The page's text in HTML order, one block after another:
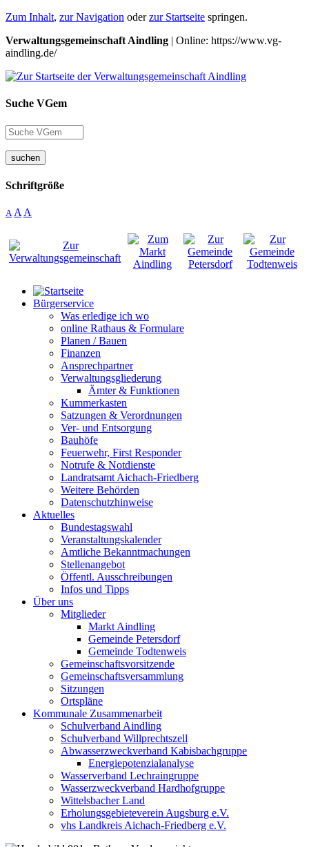
Zum Inhalt, zur Navigation oderzur Startseite springen.
Verwaltungsgemeinschaft Aindling | Online: https://www.vg-
aindling.de/
Suche VGem
suchen
Schriftgröße
A A A
Bürgerservice
Was erledige ich wo
online Rathaus & Formulare
Planen / Bauen
Finanzen
Ansprechpartner
Verwaltungsgliederung
Ämter & Funktionen
Kummerkasten
Satzungen & Verordnungen
Ver- und Entsorgung
Bauhöfe
Feuerwehr, First Responder
Notrufe & Notdienste
Landratsamt Aichach-Friedberg
Weitere Behörden
Datenschutzhinweise
Aktuelles
Bundestagswahl
Veranstaltungskalender
Amtliche Bekanntmachungen
Stellenangebot
Öffentl. Ausschreibungen
Infos und Tipps
Über uns
Mitglieder
Markt Aindling
Gemeinde Petersdorf
Gemeinde Todtenweis
Gemeinschaftsvorsitzende
Gemeinschaftsversammlung
Sitzungen
Ortspläne
Kommunale Zusammenarbeit
Schulverband Aindling
Schulverband Willprechtszell
Abwasserzweckverband Kabisbachgruppe
Energiepotenzialanalyse
Wasserverband Lechraingruppe
Wasserzweckverband Hardhofgruppe
Wittelsbacher Land
Erholungsgebieteverein Augsburg e.V.
vhs Landkreis Aichach-Friedberg e.V.